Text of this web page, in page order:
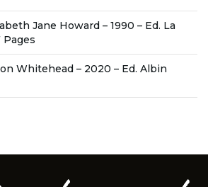
Jane Howard – 1990 – Ed. La
Pages
Whitehead – 2020 – Ed. Albin